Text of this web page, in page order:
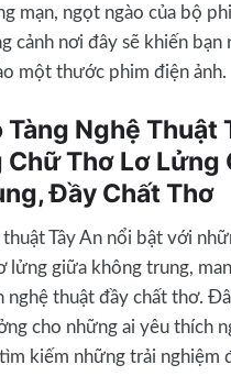
mạn, ngọt ngào của bộ
cảnh nơi đây sẽ khiến bạn
một thước phim điện ảnh.
Tàng Nghệ Thuật
Chữ Thơ Lơ Lửng
Đầy Chất Thơ
thuật Tây An nổi bật với
lửng giữa không trung,
nghệ thuật đầy chất thơ.
cho những ai yêu thích
kiếm những trải nghiệm